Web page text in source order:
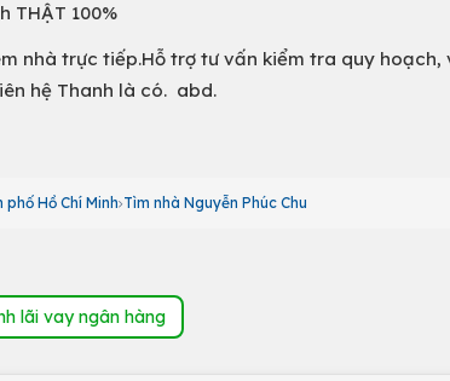
THẬT 100%
nhà trực tiếp.Hỗ trợ tư vấn kiểm tra quy
hệ Thanh là có. abd.
phố Hồ Chí Minh Tìm nhà Nguyễn Phúc Chu
lãi vay ngân hàng